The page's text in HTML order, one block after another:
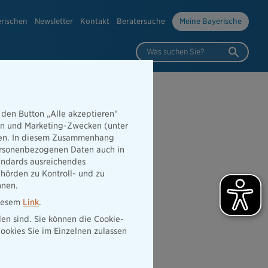
Newsletter Kontakt Beratersuche Meine Bayerische
Was suchen Sie?
Button „Alle akzeptieren"
und Marketing-Zwecken (unter
In diesem Zusammenhang
Daten auch in
ausreichendes
zu Kontroll- und zu
Link.
sind. Sie können die Cookie-
Sie im Einzelnen zulassen